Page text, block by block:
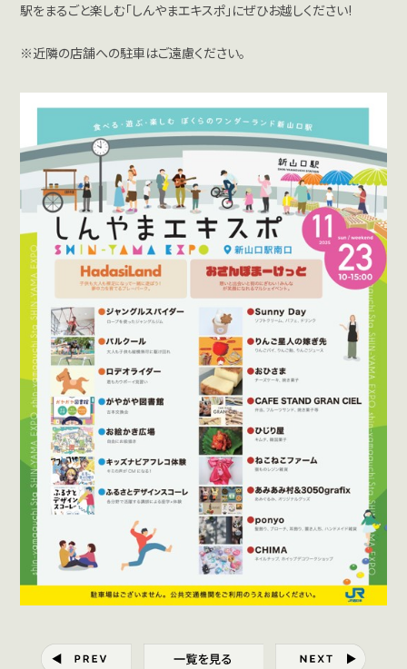
駅をまるごと楽しむ「しんやまエキスポ」にぜひお越しください!
※近隣の店舗への駐車はご遠慮ください。